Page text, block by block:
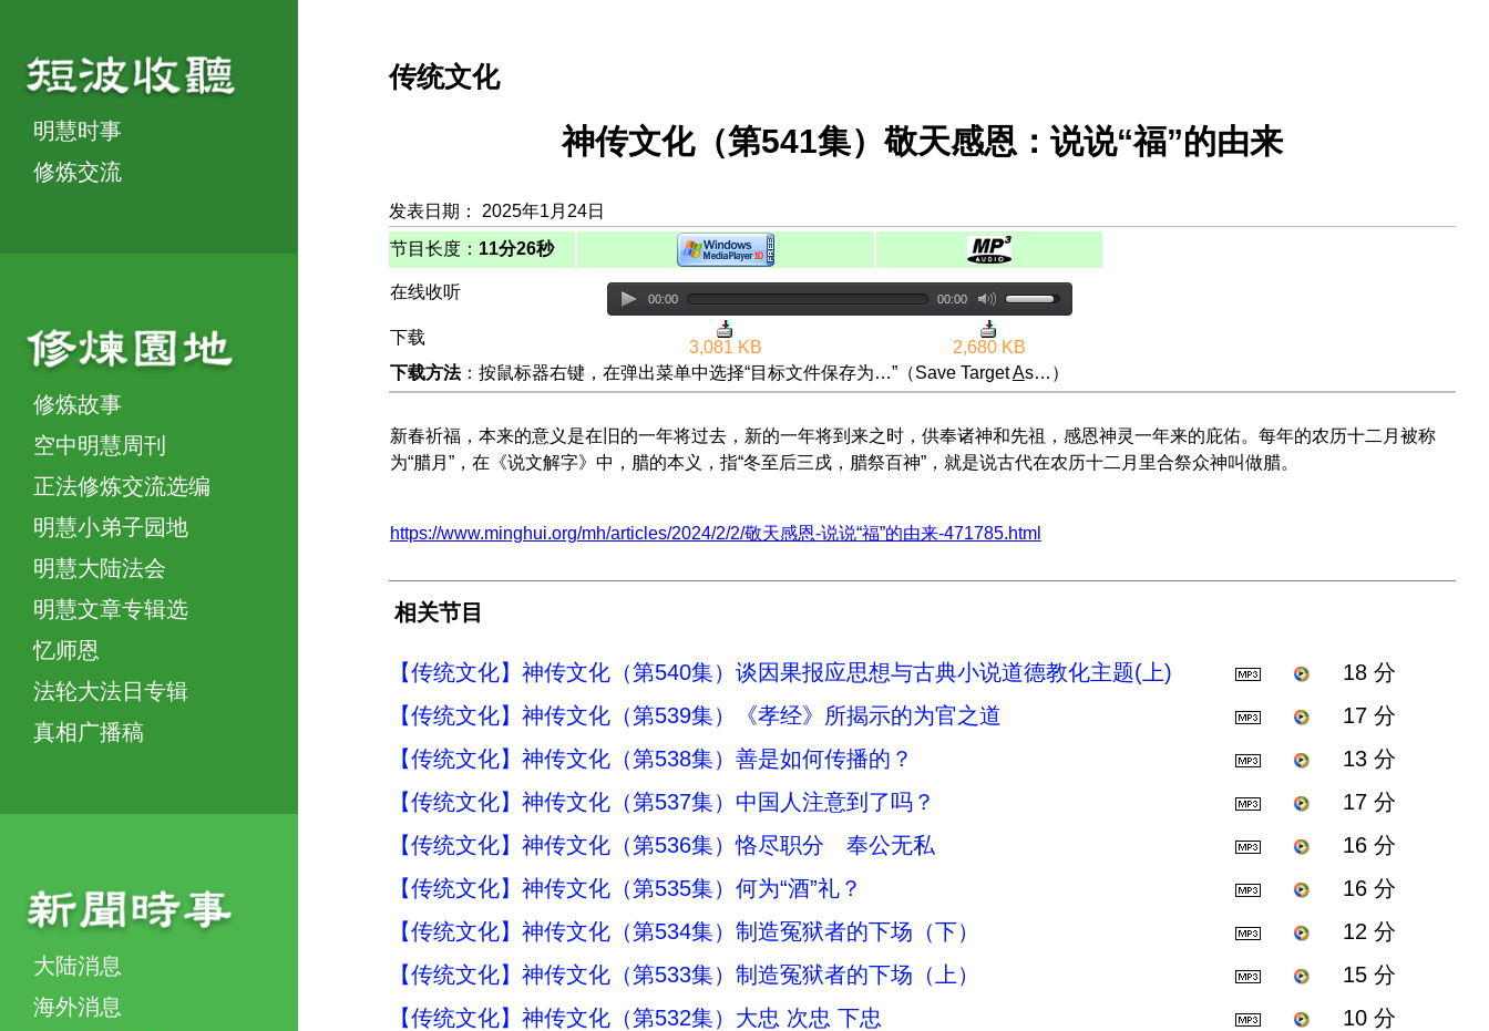
明慧时事
修炼交流
修炼故事
空中明慧周刊
正法修炼交流选编
明慧小弟子园地
明慧大陆法会
明慧文章专辑选
忆师恩
法轮大法日专辑
真相广播稿
大陆消息
海外消息
传统文化
神传文化（第541集）敬天感恩：说说“福”的由来
发表日期： 2025年1月24日
节目长度： 11分26秒
在线收听 00:00 00:00
下载
3,081 KB
2,680 KB
下载方法：按鼠标器右键，在弹出菜单中选择“目标文件保存为…”（Save TargetAs…）
新春祈福，本来的意义是在旧的一年将过去，新的一年将到来之时，供奉诸神和先祖，感恩神灵一年来的庇佑。每年的农历十二月被称
为“腊月”，在《说文解字》中，腊的本义，指“冬至后三戌，腊祭百神”，就是说古代在农历十二月里合祭众神叫做腊。
https://www.minghui.org/mh/articles/2024/2/2/敬天感恩-说说“福”的由来-471785.html
相关节目
【传统文化】神传文化（第540集）谈因果报应思想与古典小说道德教化主题(上)
18 分
【传统文化】神传文化（第539集）《孝经》所揭示的为官之道
17 分
【传统文化】神传文化（第538集）善是如何传播的？
13 分
【传统文化】神传文化（第537集）中国人注意到了吗？
17 分
【传统文化】神传文化（第536集）恪尽职分 奉公无私
16 分
【传统文化】神传文化（第535集）何为“酒”礼？
16 分
【传统文化】神传文化（第534集）制造冤狱者的下场（下）
12 分
【传统文化】神传文化（第533集）制造冤狱者的下场（上）
15 分
【传统文化】神传文化（第532集）大忠 次忠 下忠
10 分